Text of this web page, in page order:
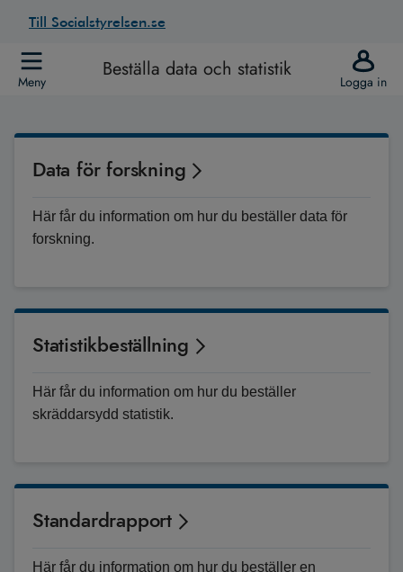
Till Socialstyrelsen.se
Meny Beställa data och statistik Logga in
Data för forskning
Här får du information om hur du beställer data för
forskning.
Statistikbeställning
Här får du information om hur du beställer
skräddarsydd statistik.
Standardrapport
Här får du information om hur du beställer en